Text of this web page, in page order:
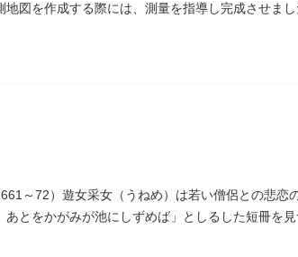
地図を作成する際には、測量を指導し完成させま
～72）遊女采女（うねめ）は若い僧侶との悲
とをかがみが池にしずめば」としるした短冊を